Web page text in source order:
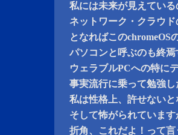
私には未来が見えてい
ネットワーク・クラウ
となればこの
パソコンと呼ぶのも終
ウェラブルPCへの特に
事実流行に乗って勉強
私は性格上、許せない
そして怖がられています
折角、これだよ！って